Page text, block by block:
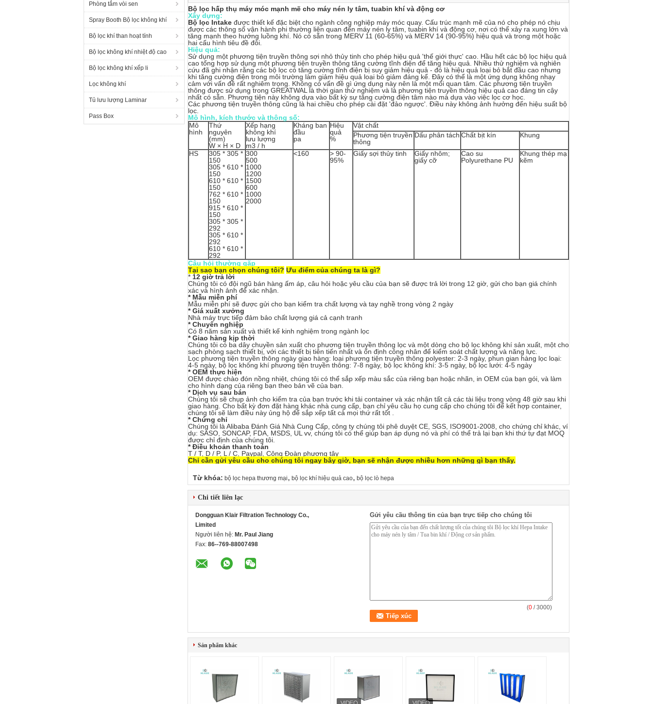
Phòng tắm vòi sen
Spray Booth Bộ lọc không khí
Bộ lọc khí than hoạt tính
Bộ lọc không khí nhiệt độ cao
Bộ lọc không khí xếp li
Lọc không khí
Tủ lưu lượng Laminar
Pass Box
Bộ lọc hấp thụ máy móc mạnh mẽ cho máy nén ly tâm, tuabin khí và động cơ
Xây dựng:
Bộ lọc Intake được thiết kế đặc biệt cho ngành công nghiệp máy móc quay. Cấu trúc mạnh mẽ của nó cho phép nó chịu
được các thông số vận hành phi thường liên quan đến máy nén ly tâm, tuabin khí và động cơ, nơi có thể xảy ra xung lớn và
tăng mạnh theo hướng luồng khí. Nó có sẵn trong MERV 11 (60-65%) và MERV 14 (90-95%) hiệu quả và trong một hoặc
hai cấu hình tiêu đề đôi.
Hiệu quả:
Sử dụng một phương tiện truyền thông sợi nhỏ thủy tinh cho phép hiệu quả 'thế giới thực' cao. Hầu hết các bộ lọc hiệu quả
cao tổng hợp sử dụng một phương tiện truyền thông tăng cường tĩnh điện để tăng hiệu quả. Nhiều thử nghiệm và nghiên
cứu đã ghi nhận rằng các bộ lọc có tăng cường tĩnh điện bị suy giảm hiệu quả - đó là hiệu quả loại bỏ bắt đầu cao nhưng
khi tăng cường điện trong môi trường làm giảm hiệu quả loại bỏ giảm đáng kể. Đây có thể là một ứng dụng không nhạy
cảm với vấn đề rất nghiêm trọng. Không có vấn đề gì ứng dụng này nên là một mối quan tâm. Các phương tiện truyền
thông được sử dụng trong GREATWAL là thời gian thử nghiệm và là phương tiện truyền thông hiệu quả cao đáng tin cậy
nhất có sẵn. Phương tiện này không dựa vào bất kỳ sự tăng cường điện tâm nào mà dựa vào việc lọc cơ học.
Các phương tiện truyền thông cũng là hai chiều cho phép cài đặt 'đảo ngược'. Điều này không ảnh hưởng đến hiệu suất bộ
lọc.
Mô hình, kích thước và thông số:
Mô
hình
Thứ
nguyên
(mm)
W × H × D
Xếp hạng
không khí
lưu lượng
m3 / h
Kháng ban
đầu
pa
Hiệu
quả
%
Vật chất
Phương tiện truyền
thông
Dấu phân tách Chất bịt kín Khung
HS
305 * 305 *
150
305 * 610 *
150
610 * 610 *
150
762 * 610 *
150
915 * 610 *
150
305 * 305 *
292
305 * 610 *
292
610 * 610 *
292
300
500
1000
1200
1500
600
1000
2000
<160
> 90-
95%
Giấy sợi thủy tinh
Giấy nhôm;
giấy cỡ
Cao su
Polyurethane PU
Khung thép mạ
kẽm
Câu hỏi thường gặp
Tại sao bạn chọn chúng tôi? Ưu điểm của chúng ta là gì?
* 12 giờ trả lời
Chúng tôi có đội ngũ bán hàng ấm áp, câu hỏi hoặc yêu cầu của bạn sẽ được trả lời trong 12 giờ, gửi cho bạn giá chính
xác và hình ảnh để xác nhận.
* Mẫu miễn phí
Mẫu miễn phí sẽ được gửi cho bạn kiểm tra chất lượng và tay nghề trong vòng 2 ngày
* Giá xuất xưởng
Nhà máy trực tiếp đảm bảo chất lượng giá cả cạnh tranh
* Chuyên nghiệp
Có 8 năm sản xuất và thiết kế kinh nghiệm trong ngành lọc
* Giao hàng kịp thời
Chúng tôi có ba dây chuyền sản xuất cho phương tiện truyền thông lọc và một dòng cho bộ lọc không khí sản xuất, một cho
sạch phòng sạch thiết bị, với các thiết bị tiên tiến nhất và ổn định công nhân để kiểm soát chất lượng và năng lực.
Lọc phương tiện truyền thông ngày giao hàng: loại phương tiện truyền thông polyester: 2-3 ngày, phun gian hàng lọc loại:
4-5 ngày, bộ lọc không khí phương tiện truyền thông: 7-8 ngày, bộ lọc không khí: 3-5 ngày, bộ lọc lưới: 4-5 ngày
* OEM thực hiện
OEM được chào đón nồng nhiệt, chúng tôi có thể sắp xếp màu sắc của riêng bạn hoặc nhãn, in OEM của bạn gói, và làm
cho hình dạng của riêng bạn theo bản vẽ của bạn.
* Dịch vụ sau bán
Chúng tôi sẽ chụp ảnh cho kiểm tra của bạn trước khi tải container và xác nhận tất cả các tài liệu trong vòng 48 giờ sau khi
giao hàng. Cho bất kỳ đơn đặt hàng khác nhà cung cấp, bạn chỉ yêu cầu họ cung cấp cho chúng tôi để kết hợp container,
chúng tôi sẽ làm điều này ủng hộ để sắp xếp tất cả mọi thứ rất tốt .
* Chứng chỉ
Chúng tôi là Alibaba Đánh Giá Nhà Cung Cấp, công ty chúng tôi phê duyệt CE, SGS, ISO9001-2008, cho chứng chỉ khác, ví
dụ: SASO, SONCAP, FDA, MSDS, UL vv, chúng tôi có thể giúp bạn áp dụng nó và phí có thể trả lại bạn khi thứ tự đạt MOQ
được chỉ định của chúng tôi.
* Điều khoản thanh toán
T / T, D / P, L / C, Paypal, Công Đoàn phương tây
Chỉ cần gửi yêu cầu cho chúng tôi ngay bây giờ, bạn sẽ nhận được nhiều hơn những gì bạn thấy.
Từ khóa: bộ lọc hepa thương mại, bộ lọc khí hiệu quả cao, bộ lọc lò hepa
Chi tiết liên lạc
Dongguan Klair Filtration Technology Co.,
Limited
Người liên hệ: Mr. Paul Jiang
Fax: 86--769-88007498
Gửi yêu cầu thông tin của bạn trực tiếp cho chúng tôi
(0 / 3000)
Sản phẩm khác